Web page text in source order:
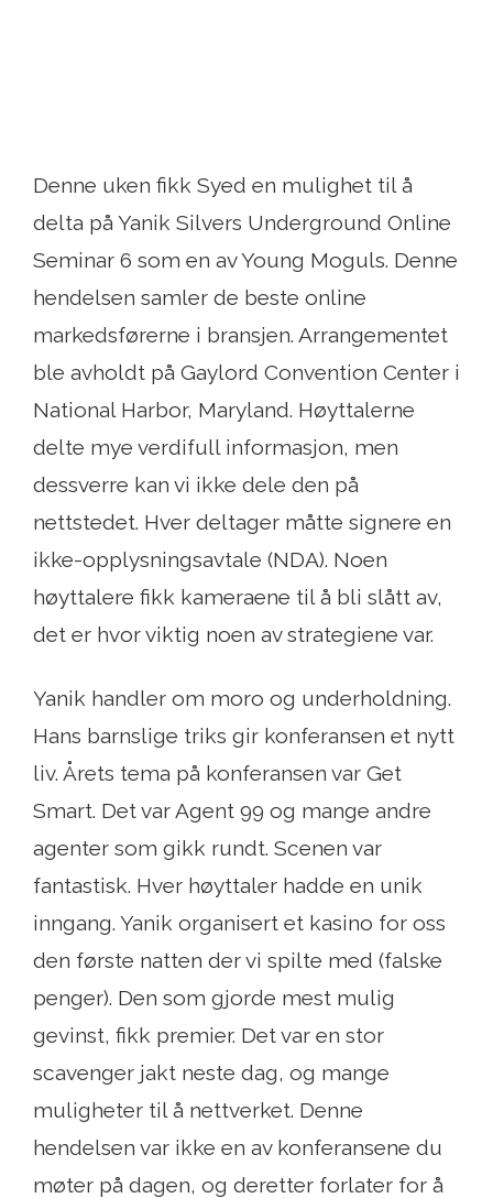
Denne uken fikk Syed en mulighet til å
delta på Yanik Silvers Underground Online
Seminar 6 som en av Young Moguls. Denne
hendelsen samler de beste online
markedsførerne i bransjen. Arrangementet
ble avholdt på Gaylord Convention Center i
National Harbor, Maryland. Høyttalerne
delte mye verdifull informasjon, men
dessverre kan vi ikke dele den på
nettstedet. Hver deltager måtte signere en
ikke-opplysningsavtale (NDA). Noen
høyttalere fikk kameraene til å bli slått av,
det er hvor viktig noen av strategiene var.
Yanik handler om moro og underholdning.
Hans barnslige triks gir konferansen et nytt
liv. Årets tema på konferansen var Get
Smart. Det var Agent 99 og mange andre
agenter som gikk rundt. Scenen var
fantastisk. Hver høyttaler hadde en unik
inngang. Yanik organisert et kasino for oss
den første natten der vi spilte med (falske
penger). Den som gjorde mest mulig
gevinst, fikk premier. Det var en stor
scavenger jakt neste dag, og mange
muligheter til å nettverket. Denne
hendelsen var ikke en av konferansene du
møter på dagen, og deretter forlater for å